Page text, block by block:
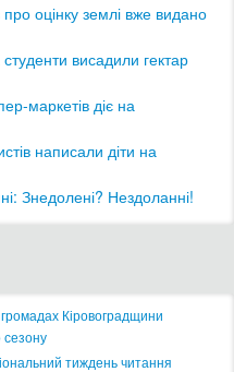
оцінку землі вже видано
висадили гектар
маркетів діє на
написали діти на
Знедолені? Нездоланні!
Кіровоградщини
сезону
тиждень читання